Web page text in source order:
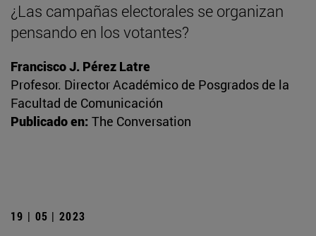
¿Las campañas electorales se organizan
pensando en los votantes?
Francisco J. Pérez Latre
Profesor. Director Académico de Posgrados de la
Facultad de Comunicación
Publicado en: The Conversation
19 | 05 | 2023